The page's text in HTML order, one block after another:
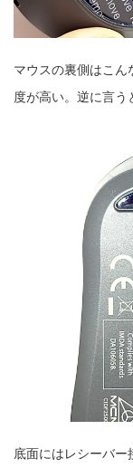
マウスの裏側はこん
度が高い。逆に言う
底面にはレシーバ